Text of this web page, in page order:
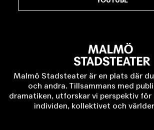
Malmö Stadsteater är en plats där
och andra. Tillsammans med
dramatiken, utforskar vi perspektiv
individen, kollektivet och